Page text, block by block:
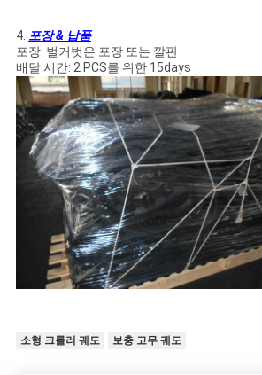
4. 포장 & 납품
포장: 벌거벗은 포장 또는 깔판
배달 시간: 2 PCS를 위한 15days
소형 크롤러 궤도 보충 고무 궤도